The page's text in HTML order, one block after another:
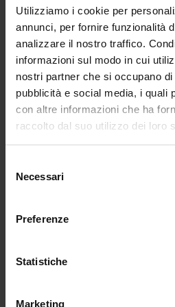
Utilizziamo i cookie per
annunci, per fornire funzionalità
analizzare il nostro traffico.
informazioni sul modo in cui
nostri partner che si occupano
pubblicità e social media, i quali
con altre informazioni che ha
raccolto dal suo utilizzo dei loro
delNecessari
Preferenze
Statistiche
Marketing
distante o non così vicina
CFU ci sono dei corsi
accademico e di solito di
nove mesi) per conseguirli,
gratuitamente. Ma per una
Ordinamento è
speranza anche trovare il
preposto. Un caso da
della burocrazia. Alcuni
o lo prevedono solo per
finestre, di solito in estate,
altre moli di lavori
Non sono rari gli studenti
dovranno attendere